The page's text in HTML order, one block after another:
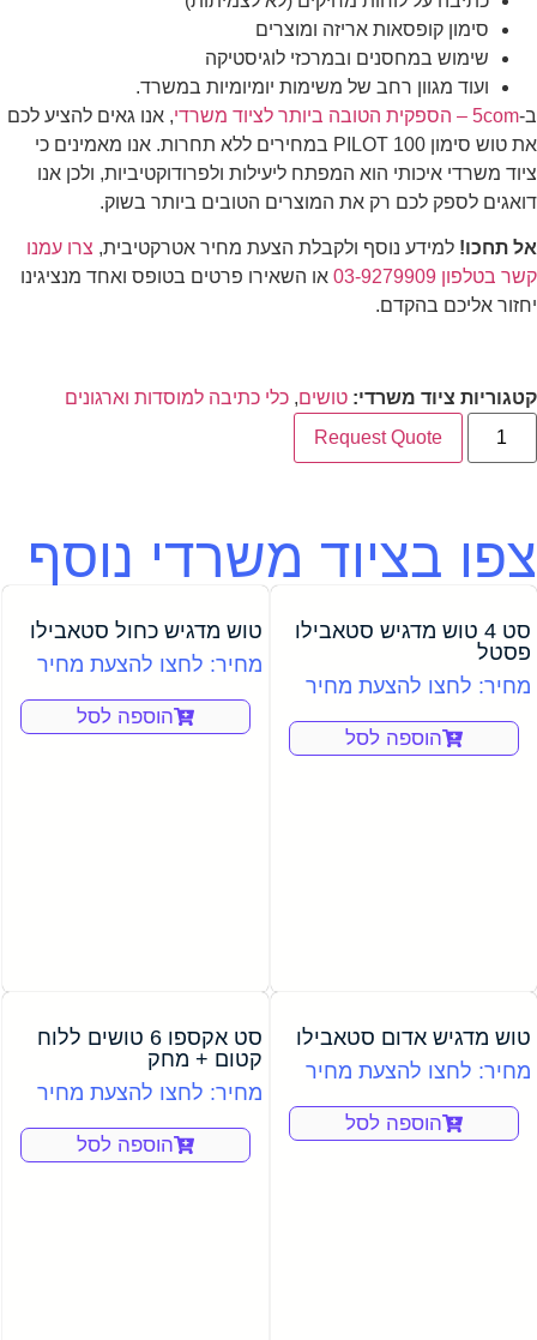
סימון קופסאות אריזה ומוצרים
שימוש במחסנים ובמרכזי לוגיסטיקה
ועוד מגוון רחב של משימות יומיומיות במשרד.
ב-5com – הספקית הטובה ביותר לציוד משרדי
, אנו גאים להציע לכם
את טוש סימון PILOT 100 במחירים ללא תחרות. אנו מאמינים כי
ציוד משרדי איכותי הוא המפתח ליעילות ולפרודוקטיביות, ולכן אנו
דואגים לספק לכם רק את המוצרים הטובים ביותר בשוק.
אל תחכו! למידע נוסף ולקבלת הצעת מחיר אטרקטיבית, צרו עמנו
קשר בטלפון 03-9279909
או השאירו פרטים בטופס ואחד מנציגינו
יחזור אליכם בהקדם.
קטגוריות ציוד משרדי: טושים, כלי כתיבה למוסדות וארגונים
Request Quote
צפו בציוד משרדי נוסף
סט 4 טוש מדגיש סטאבילו
פסטל
מחיר: לחצו להצעת מחיר
הוספה לסל
טוש מדגיש כחול סטאבילו
מחיר: לחצו להצעת מחיר
הוספה לסל
טוש מדגיש אדום סטאבילו
מחיר: לחצו להצעת מחיר
הוספה לסל
סט אקספו 6 טושים ללוח
קטום + מחק
מחיר: לחצו להצעת מחיר
הוספה לסל